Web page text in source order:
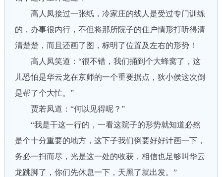
高人凤接过一张纸，冷家庄的线人是受过专门训练
的，办事很内行，不但将那所院子的住户情形打听得清
清楚楚，而且还画了图，标明了位置及左右的形势！
高人凤笑道：“很不错，我们捅到个大蜂窝了，这
儿恐怕是华云龙在京师的一个重要据点，狄小侯这次倒
是帮了个大忙。”
贾若凤道：“何以见得呢？”
“我是干这一行的，一看这院子的形势就知道必然
是个十分重要的地方，这下子我们倒要好好计画一下，
务必一扫而尽，光是这一处的收获，相信也足够叫华云
龙跳脚了，你们先休息一下，天黑了就出发。”